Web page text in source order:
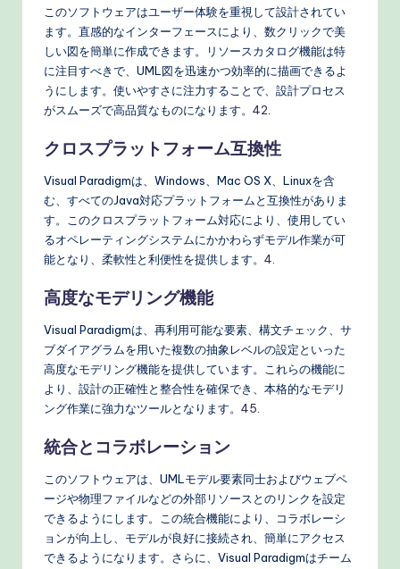
このソフトウェアはユーザー体験を重視して設計されてい
ます。直感的なインターフェースにより、数クリックで美
しい図を簡単に作成できます。リソースカタログ機能は特
に注目すべきで、UML図を迅速かつ効率的に描画できるよ
うにします。使いやすさに注力することで、設計プロセス
がスムーズで高品質なものになります。 42
クロスプラットフォーム互換性
Visual Paradigmは、Windows、Mac OS X、Linuxを含
む、すべてのJava対応プラットフォームと互換性がありま
す。このクロスプラットフォーム対応により、使用してい
るオペレーティングシステムにかかわらずモデル作業が可
能となり、柔軟性と利便性を提供します。 4
高度なモデリング機能
Visual Paradigmは、再利用可能な要素、構文チェック、サ
ブダイアグラムを用いた複数の抽象レベルの設定といった
高度なモデリング機能を提供しています。これらの機能に
より、設計の正確性と整合性を確保でき、本格的なモデリ
ング作業に強力なツールとなります。 45.
統合とコラボレーション
このソフトウェアは、UMLモデル要素同士およびウェブペ
ージや物理ファイルなどの外部リソースとのリンクを設定
できるようにします。この統合機能により、コラボレーシ
ョンが向上し、モデルが良好に接続され、簡単にアクセス
できるようになります。さらに、Visual Paradigmはチーム